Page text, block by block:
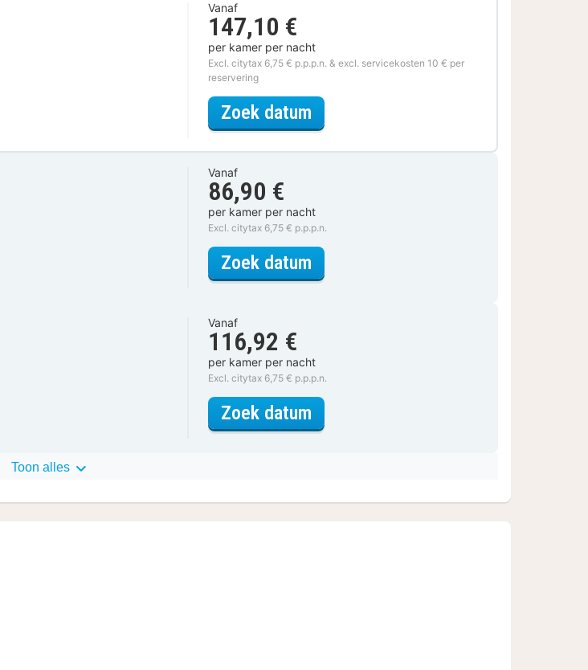
Vanaf
147,10 €
per kamer per nacht
Excl. citytax 6,75 € p.p.p.n. & excl. servicekosten 10 € per
reservering
Zoek datum
Vanaf
86,90 €
per kamer per nacht
Excl. citytax 6,75 € p.p.p.n.
Zoek datum
Vanaf
116,92 €
per kamer per nacht
Excl. citytax 6,75 € p.p.p.n.
Zoek datum
Toon alles